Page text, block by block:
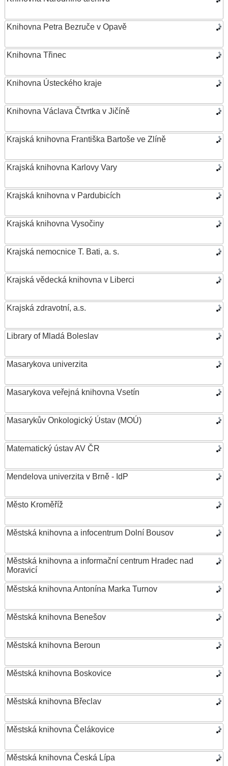
Knihovna Petra Bezruče v Opavě
Knihovna Třinec
Knihovna Ústeckého kraje
Knihovna Václava Čtvrtka v Jičíně
Krajská knihovna Františka Bartoše ve Zlíně
Krajská knihovna Karlovy Vary
Krajská knihovna v Pardubicích
Krajská knihovna Vysočiny
Krajská nemocnice T. Bati, a. s.
Krajská vědecká knihovna v Liberci
Krajská zdravotní, a.s.
Library of Mladá Boleslav
Masarykova univerzita
Masarykova veřejná knihovna Vsetín
Masarykův Onkologický Ústav (MOÚ)
Matematický ústav AV ČR
Mendelova univerzita v Brně - IdP
Město Kroměříž
Městská knihovna a infocentrum Dolní Bousov
Městská knihovna a informační centrum Hradec nad
Moravicí
Městská knihovna Antonína Marka Turnov
Městská knihovna Benešov
Městská knihovna Beroun
Městská knihovna Boskovice
Městská knihovna Břeclav
Městská knihovna Čelákovice
Městská knihovna Česká Lípa